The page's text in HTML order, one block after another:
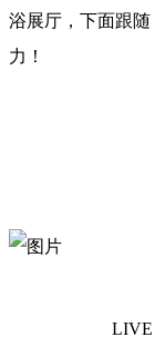
浴展厅，下面跟
力！
LIVE